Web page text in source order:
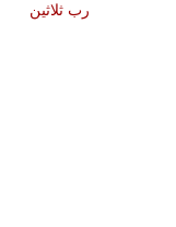
رب ثلاثين